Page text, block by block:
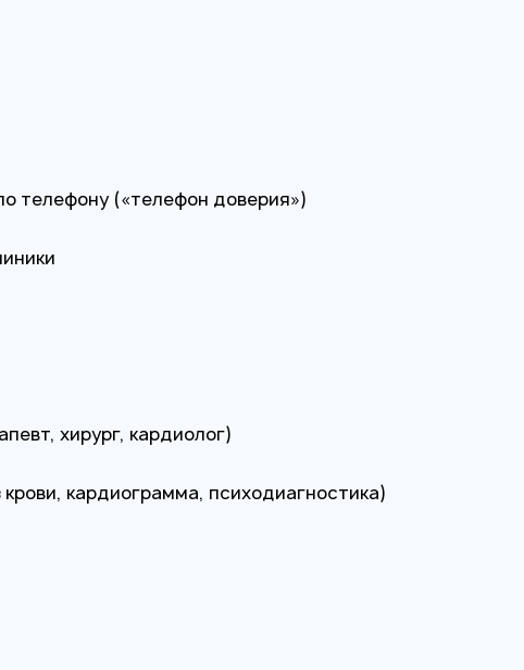
телефону («телефон доверия»)
хирург, кардиолог)
кардиограмма, психодиагностика)